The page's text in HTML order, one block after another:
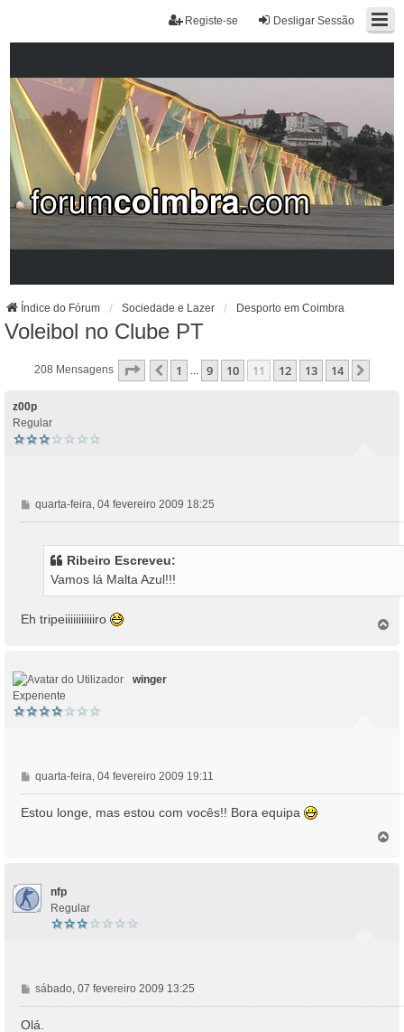
Desligar Sessão
Registe-se
Índice do Fórum Sociedade e Lazer Desporto em Coimbra
Voleibol no Clube PT
208 Mensagens Página 11De 14
Anterior
1 ... 9 10 11 12 13 14
z00p
Regular
M
e
m
quarta-feira, 04 fevereiro 2009 18:25
Ribeiro Escreveu:
Vamos lá Malta Azul!!!
Eh tripeiiiiiiiiiiiro
winger
Experiente
M
e
n
m
quarta-feira, 04 fevereiro 2009 19:11
Estou longe, mas estou com vocês!! Bora equipa
nfp
Regular
M
e
n
sábado, 07 fevereiro 2009 13:25
Olá.